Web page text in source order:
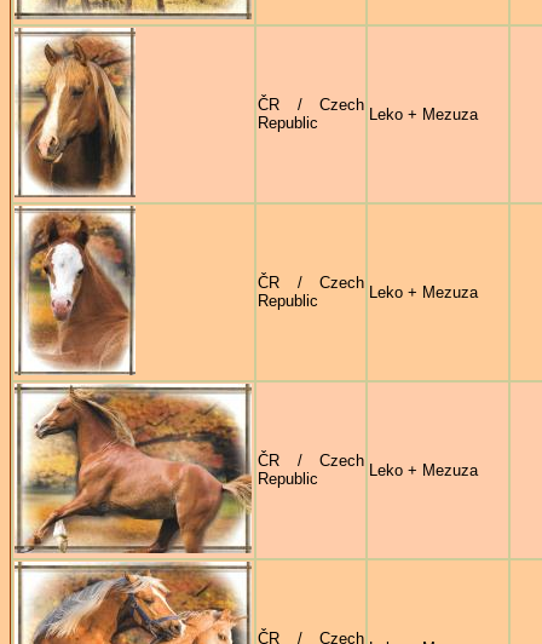
ČR / Czech
Republic
Leko + Mezuza
ČR / Czech
Republic
Leko + Mezuza
ČR / Czech
Republic
Leko + Mezuza
ČR / Czech